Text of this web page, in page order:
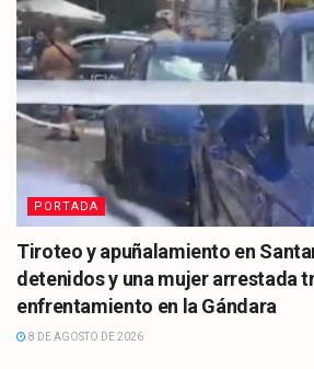
PORTADA
Tiroteo y apuñalamiento en
detenidos y una mujer arrestada
enfrentamiento en la Gándara
8 DE AGOSTO DE 2026